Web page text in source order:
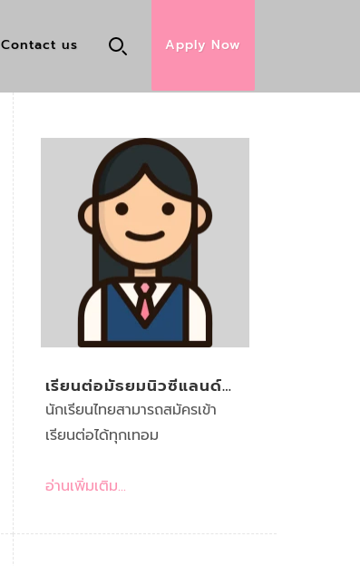
Contact us Apply Now
เรียนต่อมัธยมนิวซีแลนด์
พร้อมงบ 7 แสนต่อปี
นักเรียนไทยสามารถสมัครเข้า
เรียนต่อได้ทุกเทอม
อ่านเพิ่มเติม...